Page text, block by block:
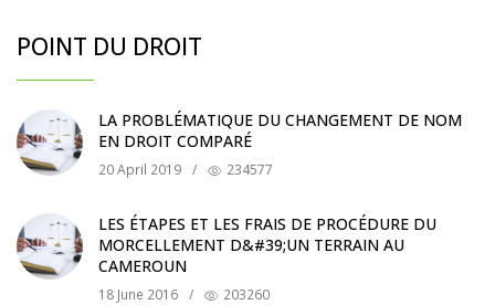
POINT DU DROIT
LA PROBLÉMATIQUE DU CHANGEMENT DE NOM
EN DROIT COMPARÉ
20 April 2019 / 234577
LES ÉTAPES ET LES FRAIS DE PROCÉDURE DU
MORCELLEMENT D&#39;UN TERRAIN AU
CAMEROUN
18 June 2016 / 203260